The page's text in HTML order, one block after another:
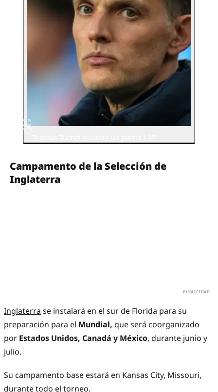
Campamento de la Selección de
Inglaterra
Inglaterra se instalará en el sur de Florida para su
preparación para el Mundial, que será coorganizado
por Estados Unidos, Canadá y México, durante junio y
julio.
Su campamento base estará en Kansas City, Missouri,
durante todo el torneo.